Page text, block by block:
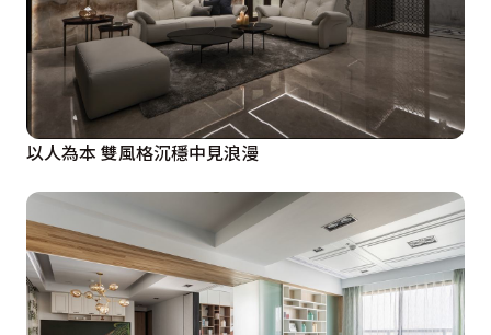
以人為本 雙風格沉穩中見浪漫